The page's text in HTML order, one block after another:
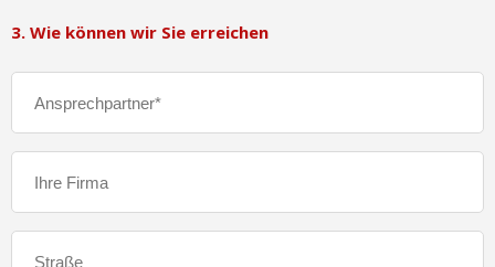
3. Wie können wir Sie erreichen